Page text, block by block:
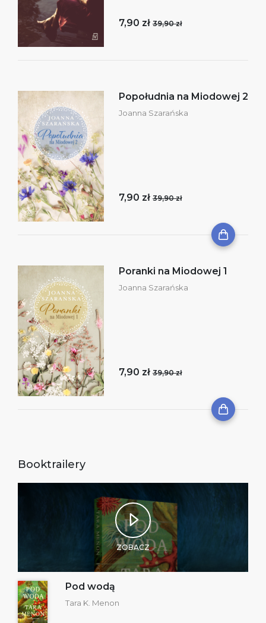
7,90 zł 39,90 zł
Popołudnia na Miodowej 2
Joanna Szarańska
7,90 zł 39,90 zł
Poranki na Miodowej 1
Joanna Szarańska
7,90 zł 39,90 zł
Booktrailery
ZOBACZ
Pod wodą
Tara K. Menon